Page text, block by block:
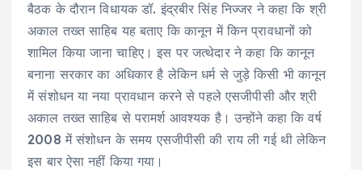
बैठक के दौरान विधायक डॉ. इंद्रबीर सिंह निज्जर ने कहा कि श्री
अकाल तख्त साहिब यह बताए कि कानून में किन प्रावधानों को
शामिल किया जाना चाहिए। इस पर जत्थेदार ने कहा कि कानून
बनाना सरकार का अधिकार है लेकिन धर्म से जुड़े किसी भी कानून
में संशोधन या नया प्रावधान करने से पहले एसजीपीसी और श्री
अकाल तख्त साहिब से परामर्श आवश्यक है। उन्होंने कहा कि वर्ष
2008 में संशोधन के समय एसजीपीसी की राय ली गई थी लेकिन
इस बार ऐसा नहीं किया गया।